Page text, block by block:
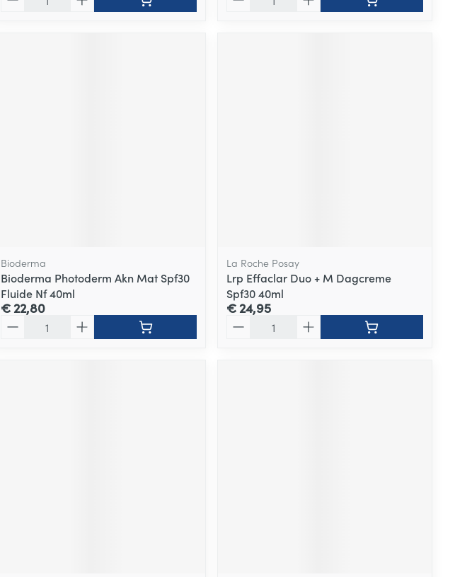
Bioderma
Bioderma Photoderm Akn Mat Spf30
Fluide Nf 40ml
€ 22,80
La Roche Posay
Lrp Effaclar Duo + M Dagcreme
Spf30 40ml
€ 24,95